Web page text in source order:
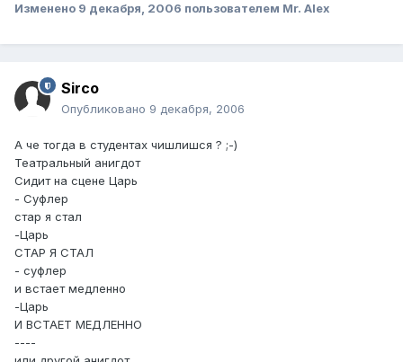
Изменено 9 декабря, 2006 пользователем Mr. Alex
Sirco
Опубликовано 9 декабря, 2006
А че тогда в студентах чишлишся ? ;-)
Театральный анигдот
Сидит на сцене Царь
- Суфлер
стар я стал
-Царь
СТАР Я СТАЛ
- суфлер
и встает медленно
-Царь
И ВСТАЕТ МЕДЛЕННО
----